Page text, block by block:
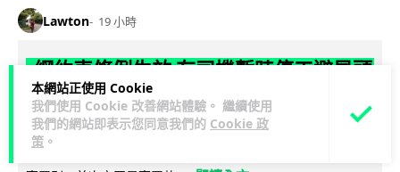
本網站正使用 Cookie
我們使用 Cookie 改善網站體驗。 繼續使用
我們的網站即表示您同意我們的 Cookie 政
策 。
Lawton 19 小時
網約車條例生效 有司機暫時停工避風頭
的士業界籲白牌 "改邪歸正"
規管網約車法例大部分條文已於 8 月 3 日生效，的士業界就期